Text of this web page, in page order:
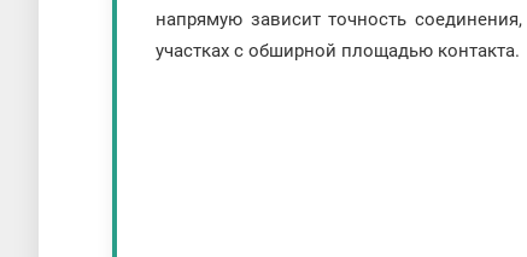
напрямую зависит точность
участках с обширной площадью контакта.